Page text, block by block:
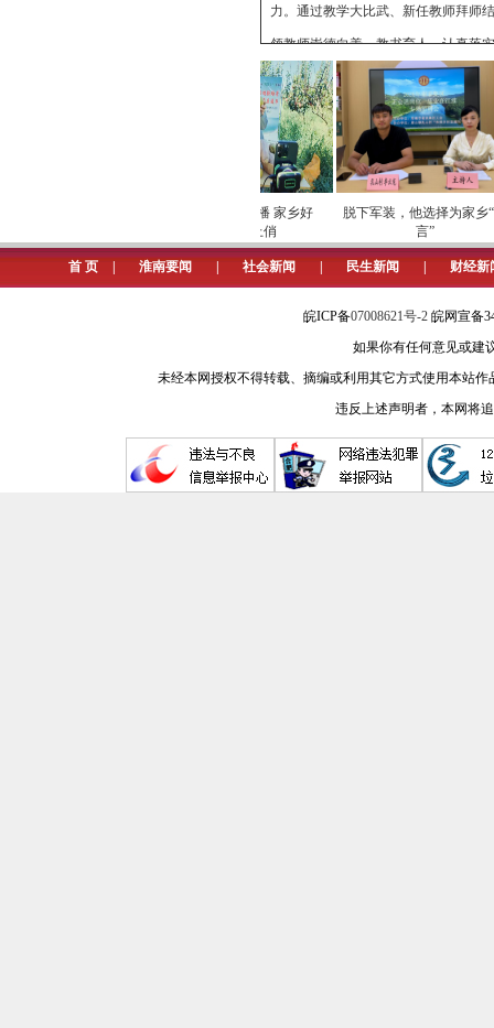
力。通过教学大比武、新任教师拜师
领教师崇德向善、教书育人。认真落
育人。
近三年来，学校有26位教师在市
黄打非领导小组表彰为“扫黄打非”先
奖章”集体三星章荣誉称号。
注重以文育人，以深厚校园文化
学校坚持每周一升国旗制度，齐
举办一届校园合唱节、校园科技节
有班级公约，悬挂文化标牌，设有文
象”“鼓足干劲”“升华飞天”“诲人不倦
时、事事育人的良好环境。
学校设有文化长廊、板报长廊、
队建有“少先队员活动之家”“青少年科
劳模下田开直播 家乡好
物“云”上俏
脱下军装，他选择为家乡“代
言”
首 页 淮南要闻 社会新闻 民生新闻 财经新
皖ICP备07008621号-2 皖网宣备
如果你有任何意见或建
未经本网授权不得转载、摘编或利用其它方式使用本站
违反上述声明者，本网将